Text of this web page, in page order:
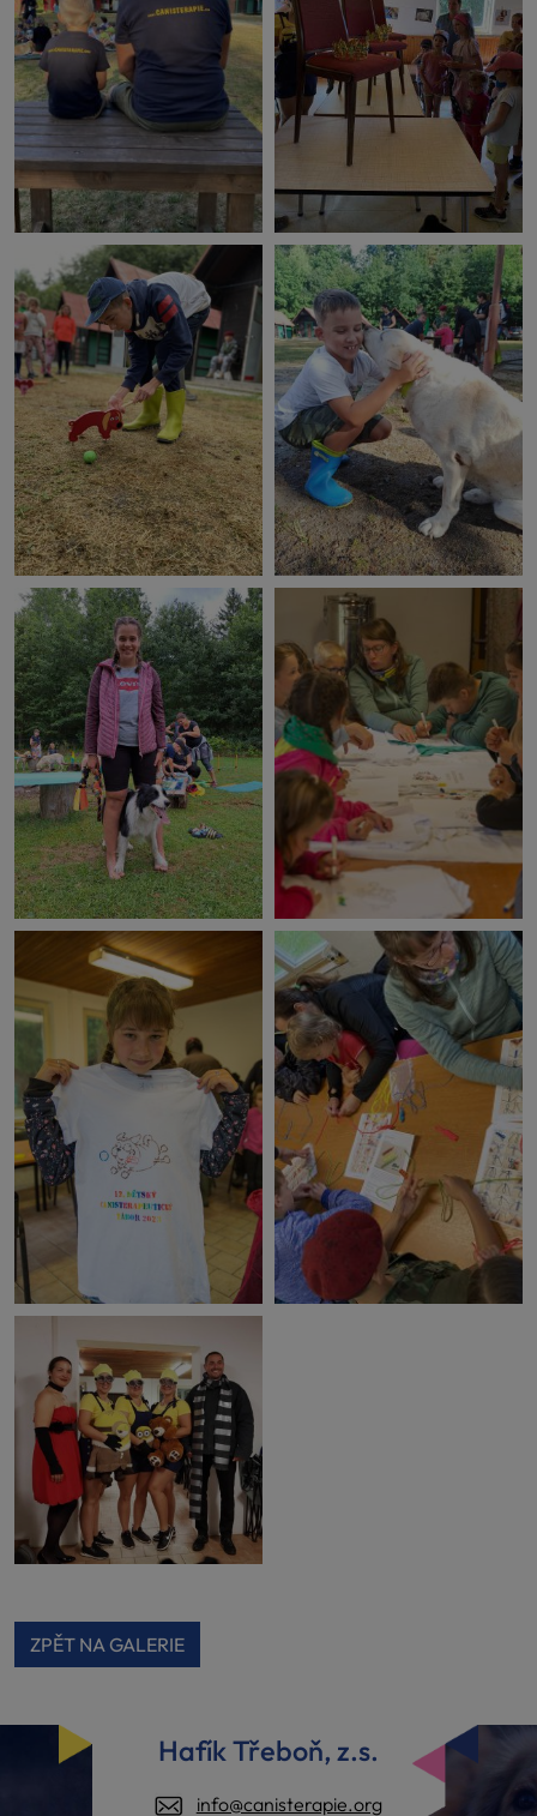
ZPĚT NA GALERIE
Hafík Třeboň, z.s.
info@canisterapie.org